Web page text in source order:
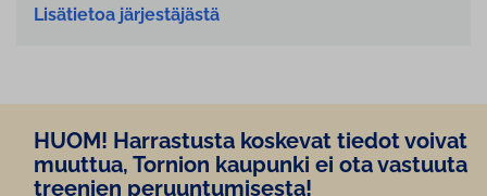
Lisätietoa järjestäjästä
HUOM! Harrastusta koskevat tiedot voivat
muuttua, Tornion kaupunki ei ota vastuuta
treenien pe­ruun­tu­mi­ses­ta!